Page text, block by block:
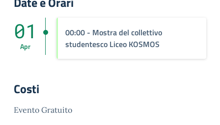
01
Apr
00:00 - Mostra del collettivo
studentesco Liceo KOSMOS
Costi
Evento Gratuito